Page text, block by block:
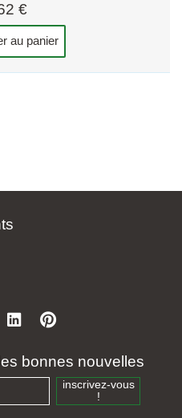
€
au panier
bonnes nouvelles
inscrivez-vous
!